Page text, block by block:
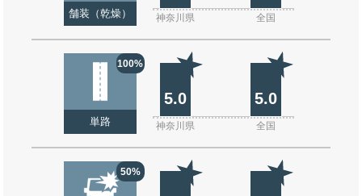
舗装（乾燥） 神奈川県 全国
100%
単路
5.0 5.0
神奈川県 全国
50%